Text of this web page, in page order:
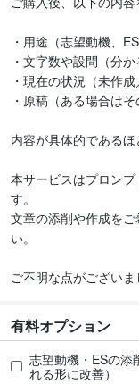
・用途（志望動機、
・文字数や設問（分か
・現在の状況（未作成
・原稿（ある場合は
内容が具体的である
本サービスはプロン
す。
文章の添削や作成を
い。
ご不明な点がございま
有料オプション
志望動機・ESの添
れる形に改善）